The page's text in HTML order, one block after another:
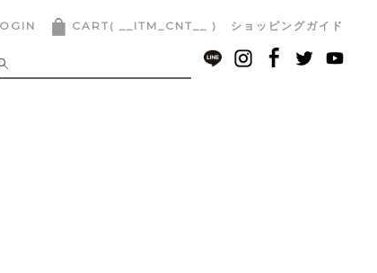
__ITM_CNT__ ショッピングガイド